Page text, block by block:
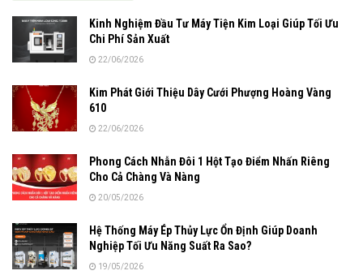
Kinh Nghiệm Đầu Tư Máy Tiện Kim Loại Giúp Tối Ưu
Chi Phí Sản Xuất
22/06/2026
Kim Phát Giới Thiệu Dây Cưới Phượng Hoàng Vàng
610
22/06/2026
Phong Cách Nhẫn Đôi 1 Hột Tạo Điểm Nhấn Riêng
Cho Cả Chàng Và Nàng
20/05/2026
Hệ Thống Máy Ép Thủy Lực Ổn Định Giúp Doanh
Nghiệp Tối Ưu Năng Suất Ra Sao?
19/05/2026